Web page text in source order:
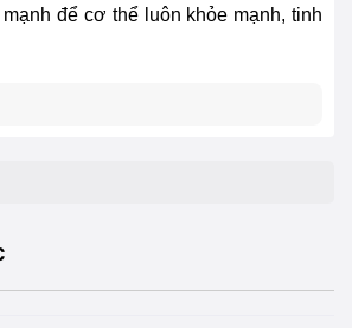
để cơ thể luôn khỏe mạnh, tinh